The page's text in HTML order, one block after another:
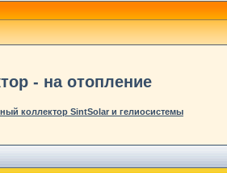
- на отопление
коллектор SintSolar и гелиосистемы